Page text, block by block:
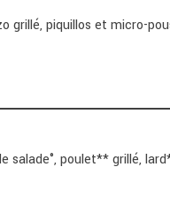
grillé, piquillos et micro-
salade°, poulet** grillé,